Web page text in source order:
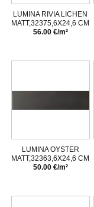
LUMINA RIVIA LICHEN
MATT,32375,6X24,6 CM
56.00 €/m²
LUMINA OYSTER
MATT,32363,6X24,6 CM
50.00 €/m²